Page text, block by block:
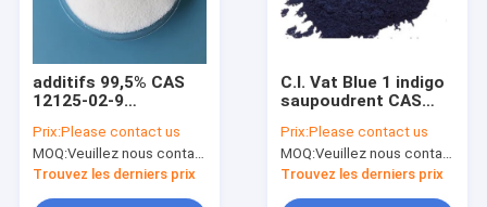
additifs 99,5% CAS
12125-02-9
animaux de chlorure
d'ammonium
Prix:Please contact us
MOQ:Veuillez nous contacter
Trouvez les derniers prix
C.I. Vat Blue 1 indigo
saupoudrent CAS
200ppm maximum
Prix:Please contact us
MOQ:Veuillez nous contacter
Trouvez les derniers prix